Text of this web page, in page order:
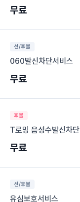
무료
선/후불
060발신차단서비스
무료
후불
T로밍 음성수발신차단
무료
선/후불
유심보호서비스